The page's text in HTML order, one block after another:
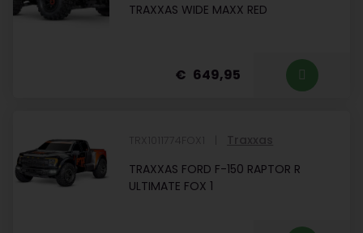
TRAXXAS WIDE MAXX RED
649,95
TRX1011774FOX1
Traxxas
TRAXXAS FORD F-150 RAPTOR R
ULTIMATE FOX 1